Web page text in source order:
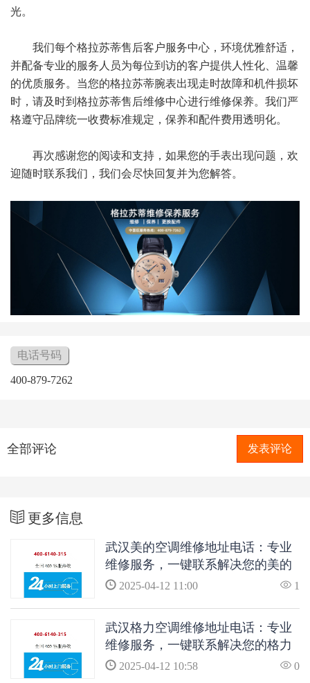
光。
我们每个格拉苏蒂售后客户服务中心，环境优雅舒适，
并配备专业的服务人员为每位到访的客户提供人性化、温馨
的优质服务。当您的格拉苏蒂腕表出现走时故障和机件损坏
时，请及时到格拉苏蒂售后维修中心进行维修保养。我们严
格遵守品牌统一收费标准规定，保养和配件费用透明化。
再次感谢您的阅读和支持，如果您的手表出现问题，欢
迎随时联系我们，我们会尽快回复并为您解答。
电话号码
400-879-7262
全部评论 发表评论
更多信息
武汉美的空调维修地址电话：专业
维修服务，一键联系解决您的美的
空调问题
2025-04-12 11:00 1
武汉格力空调维修地址电话：专业
维修服务，一键联系解决您的格力
空调问题
2025-04-12 10:58 0